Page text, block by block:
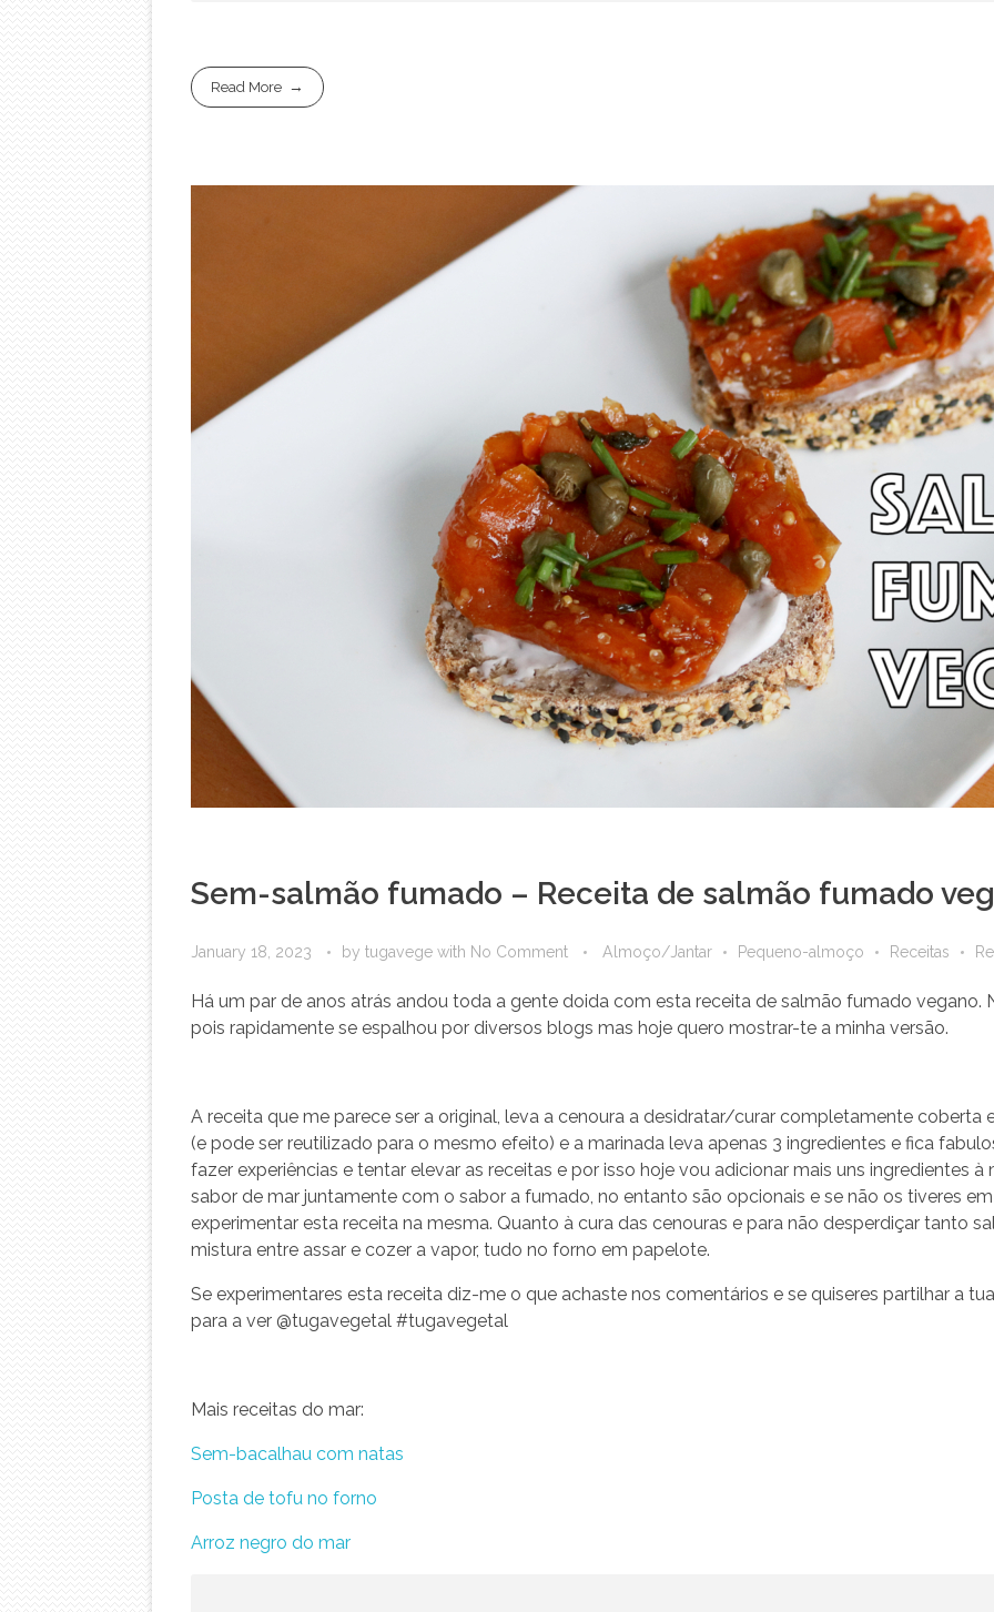
Read More
Sem-salmão fumado – Receita de salmão fumado
January 18, 2023 by tugavege with No Comment Almoço/Jantar Pequeno-almoço Receitas
Há um par de anos atrás andou toda a gente doida com esta receita de salmão fumado vegano.
pois rapidamente se espalhou por diversos blogs mas hoje quero mostrar-te a minha versão.
A receita que me parece ser a original, leva a cenoura a desidratar/curar completamente coberta
(e pode ser reutilizado para o mesmo efeito) e a marinada leva apenas 3 ingredientes e fica
fazer experiências e tentar elevar as receitas e por isso hoje vou adicionar mais uns ingredientes
sabor de mar juntamente com o sabor a fumado, no entanto são opcionais e se não os tiveres
experimentar esta receita na mesma. Quanto à cura das cenouras e para não desperdiçar tanto
mistura entre assar e cozer a vapor, tudo no forno em papelote.
Se experimentares esta receita diz-me o que achaste nos comentários e se quiseres partilhar a
para a ver @tugavegetal #tugavegetal
Mais receitas do mar:
Sem-bacalhau com natas
Posta de tofu no forno
Arroz negro do mar